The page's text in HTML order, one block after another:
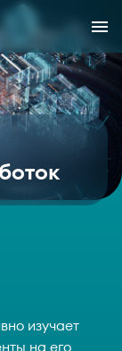
изучает